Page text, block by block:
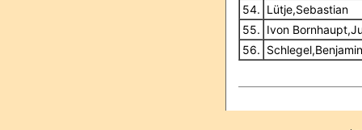
54. Lütje,Sebastian
55. Ivon
56. Schlegel,Benjamin